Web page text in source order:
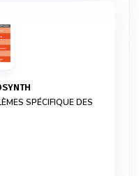
SPÉCIFIQUE DES